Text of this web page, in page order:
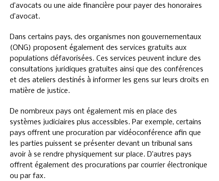
d’avocats ou une aide financière pour payer des honoraires
d’avocat.
Dans certains pays, des organismes non gouvernementaux
(ONG) proposent également des services gratuits aux
populations défavorisées. Ces services peuvent inclure des
consultations juridiques gratuites ainsi que des conférences
et des ateliers destinés à informer les gens sur leurs droits en
matière de justice.
De nombreux pays ont également mis en place des
systèmes judiciaires plus accessibles. Par exemple, certains
pays offrent une procuration par vidéoconférence afin que
les parties puissent se présenter devant un tribunal sans
avoir à se rendre physiquement sur place. D’autres pays
offrent également des procurations par courrier électronique
ou par fax.